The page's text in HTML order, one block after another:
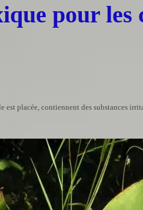
pour les
est placée, contiennent des substances